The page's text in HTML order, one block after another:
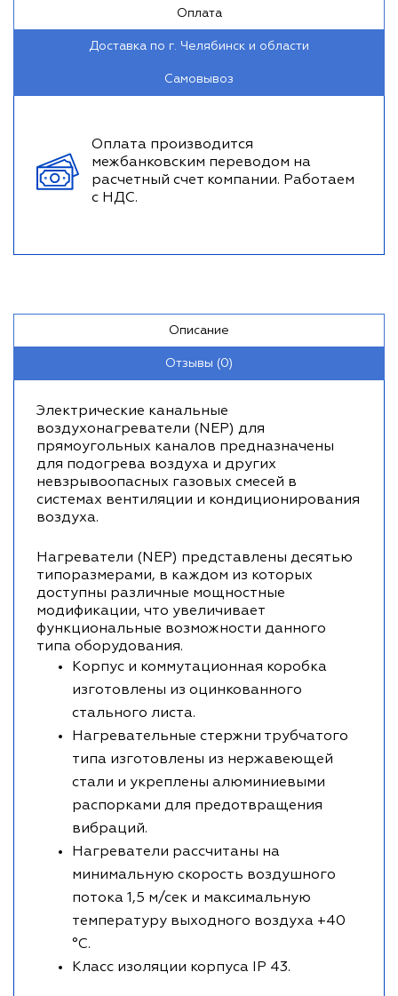
Оплата
Доставка по г. Челябинск и области
Самовывоз
Оплата производится
межбанковским переводом на
расчетный счет компании. Работаем
с НДС.
Описание
Отзывы (0)
Электрические канальные
воздухонагреватели (NEР) для
прямоугольных каналов предназначены
для подогрева воздуха и других
невзрывоопасных газовых смесей в
системах вентиляции и кондиционирования
воздуха.
Нагреватели (NEР) представлены десятью
типоразмерами, в каждом из которых
доступны различные мощностные
модификации, что увеличивает
функциональные возможности данного
типа оборудования.
Корпус и коммутационная коробка
изготовлены из оцинкованного
стального листа.
Нагревательные стержни трубчатого
типа изготовлены из нержавеющей
стали и укреплены алюминиевыми
распорками для предотвращения
вибраций.
Нагреватели рассчитаны на
минимальную скорость воздушного
потока 1,5 м/сек и максимальную
температуру выходного воздуха +40
°С.
Класс изоляции корпуса IP 43.